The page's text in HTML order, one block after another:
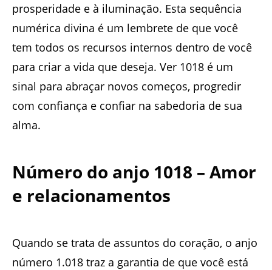
prosperidade e à iluminação. Esta sequência
numérica divina é um lembrete de que você
tem todos os recursos internos dentro de você
para criar a vida que deseja. Ver 1018 é um
sinal para abraçar novos começos, progredir
com confiança e confiar na sabedoria de sua
alma.
Número do anjo 1018 – Amor
e relacionamentos
Quando se trata de assuntos do coração, o anjo
número 1.018 traz a garantia de que você está